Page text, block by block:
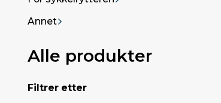
Annet
Alle produkter
Filtrer etter